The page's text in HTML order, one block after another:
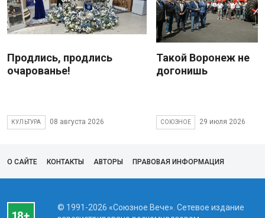
Продлись, продлись
очарованье!
КУЛЬТУРА 08 августа 2026
Такой Воронеж не
догонишь
СОЮЗНОЕ 29 июля 2026
О САЙТЕ КОНТАКТЫ АВТОРЫ ПРАВОВАЯ ИНФОРМАЦИЯ
© 1991-2026 «Союзное Вече». Сетевое издание